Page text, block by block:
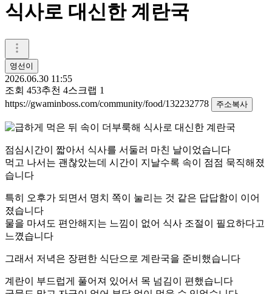
식사로 대신한 계란국
영선이
2026.06.30 11:55
조회 453추천 4스크랩 1
https://gwaminboss.com/community/food/132232778
주소복사
점심시간이 짧아서 식사를 서둘러 마친 날이었습니다
먹고 나서는 괜찮았는데 시간이 지날수록 속이 점점 묵직해졌
습니다
특히 오후가 되면서 명치 쪽이 눌리는 것 같은 답답함이 이어
졌습니다
물을 마셔도 편안해지는 느낌이 없어 식사 조절이 필요하다고
느꼈습니다
그래서 저녁은 장편한 식단으로 계란국을 준비했습니다
계란이 부드럽게 풀어져 있어서 목 넘김이 편했습니다